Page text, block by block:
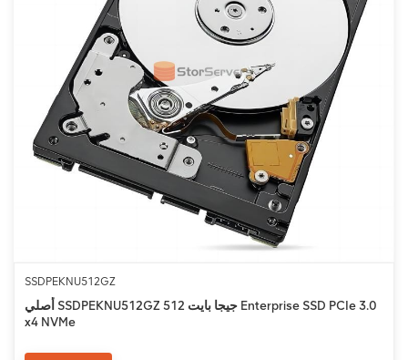
SSDPEKNU512GZ
أصلي SSDPEKNU512GZ 512 جيجا بايت Enterprise SSD PCIe 3.0
x4 NVMe